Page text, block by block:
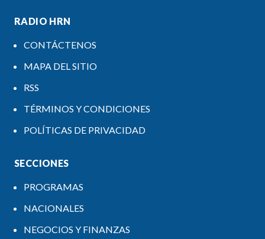
RADIO HRN
CONTÁCTENOS
MAPA DEL SITIO
RSS
TÉRMINOS Y CONDICIONES
POLÍTICAS DE PRIVACIDAD
SECCIONES
PROGRAMAS
NACIONALES
NEGOCIOS Y FINANZAS